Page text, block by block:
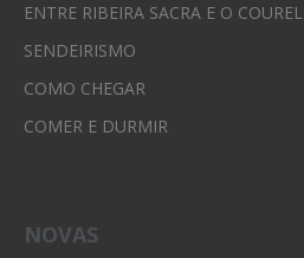
ENTRE RIBEIRA SACRA E O COUREL
SENDEIRISMO
COMO CHEGAR
COMER E DURMIR
NOVAS